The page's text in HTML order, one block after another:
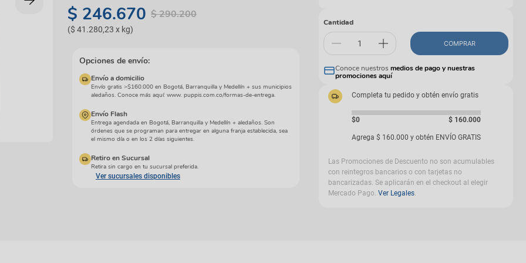
Cuidados especiales
$ 246.670 $290.200
($ 41.280,23 x kg)
Opciones de envío:
Envío a domicilio
Envío gratis >$160.000 en Bogotá, Barranquilla y Medellín + sus municipios
aledaños. Conoce más aquí: www. puppis.com.co/formas-de-entrega.
Envío Flash
Entrega agendada en Bogotá, Barranquilla y Medellín + aledaños. Son
órdenes que se programan para entregar en alguna franja establecida, sea
el mismo día o en los 2 días siguientes.
Retiro en Sucursal
Retira sin cargo en tu sucursal preferida.
Ver sucursales disponibles
Cantidad
COMPRAR
Conoce nuestros medios de pago y nuestras
promociones aquí
Completa tu pedido y obtén envío gratis
$0 $ 160.000
Agrega $ 160.000 y obtén ENVÍO GRATIS
Las Promociones de Descuento no son acumulables
con reintegros bancarios o con tarjetas no
bancarizadas. Se aplicarán en el checkout al elegir
Mercado Pago. Ver Legales.